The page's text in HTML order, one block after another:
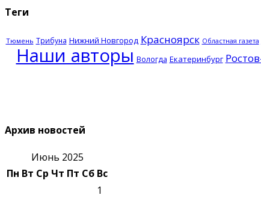
Теги
Тюмень Трибуна Нижний Новгород Красноярск Областная газета
Наши авторы Вологда Екатеринбург
Архив новостей
Июнь 2025
Пн Вт Ср Чт Пт Сб Вс
1